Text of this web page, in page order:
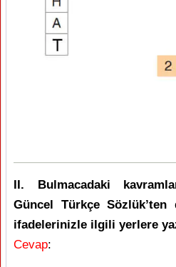
II. Bulmacadaki
Güncel Türkçe
ifadelerinizle ilgili yerlere
Cevap: